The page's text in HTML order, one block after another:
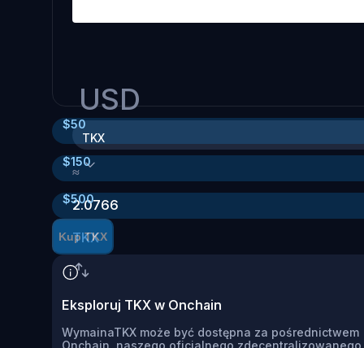
USD
TKX
≈
2.0766
TKX
$50
$150
$500
Kup TKX
Eksploruj TKX w Onchain
WymainaTKX może być dostępna za pośrednictwem